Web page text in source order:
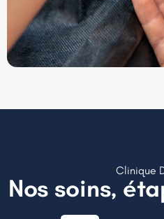
Clinique
Nos soins,